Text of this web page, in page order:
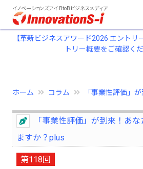
イノベーションズアイ BtoBビジネスメディア
【革新ビジネスアワード2026 エントリ
トリー概要をご確認く
ホーム コラム 「事業性評価」
「事業性評価」が到来！あ
ますか？plus
第118回